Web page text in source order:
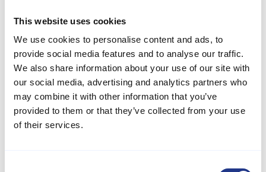
This website uses cookies
We use cookies to personalise content and ads, to
provide social media features and to analyse our traffic.
We also share information about your use of our site with
our social media, advertising and analytics partners who
may combine it with other information that you’ve
provided to them or that they’ve collected from your use
of their services.
nem rengøring efter sjove stunder i vandet. Hvis du ønsker at
der har plads til op til 7 personer, eller nyde varmen i saunaen.
Aktivitetsrummet er fyldt med underholdning, herunder
pool/billard og bordtennis, så der er rig mulighed for at udfordre
rutsjebane, sandkasse og trampolin, der gør haven til et paradis
for børnene. Der er også en beachvolley bane og fodboldmål til
dem, der ønsker at dyrke sport.